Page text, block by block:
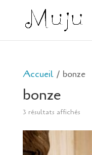
Accueil/ bonze
bonze
3 résultats affichés